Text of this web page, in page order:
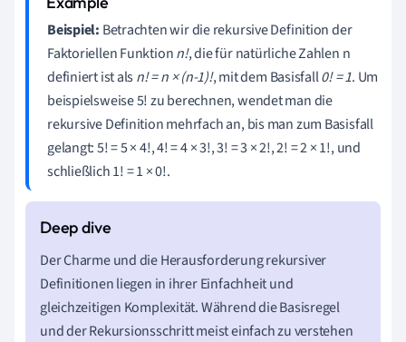
Beispiel: Betrachten wir die rekursive Definition der
Faktoriellen Funktionn!, die für natürliche Zahlen n
definiert ist alsn! = n × (n-1)!, mit dem Basisfall0! = 1. Um
beispielsweise 5! zu berechnen, wendet man die
rekursive Definition mehrfach an, bis man zum Basisfall
gelangt: 5! = 5 × 4!, 4! = 4 × 3!, 3! = 3 × 2!, 2! = 2 × 1!, und
schließlich 1! = 1 × 0!.
Der Charme und die Herausforderung rekursiver
Definitionen liegen in ihrer Einfachheit und
gleichzeitigen Komplexität. Während die Basisregel
und der Rekursionsschritt meist einfach zu verstehen